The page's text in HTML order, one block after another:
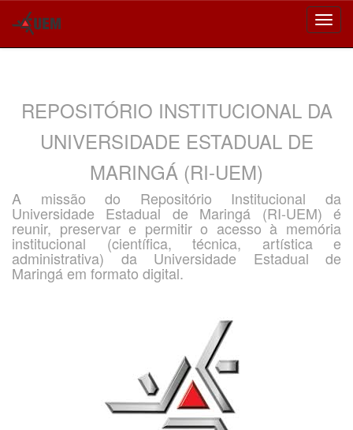
REPOSITÓRIO INSTITUCIONAL DA
UNIVERSIDADE ESTADUAL DE
MARINGÁ (RI-UEM)
A missão do Repositório Institucional da
Universidade Estadual de Maringá (RI-UEM) é
reunir, preservar e permitir o acesso à memória
institucional (científica, técnica, artística e
administrativa) da Universidade Estadual de
Maringá em formato digital.